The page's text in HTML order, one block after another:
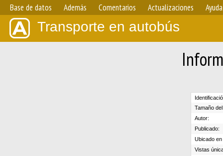
Base de datos Además Comentarios Actualizaciones Ayuda
Transporte en autobús
Tamaño
Autor:
Publicado:
Ubicado
Vistas